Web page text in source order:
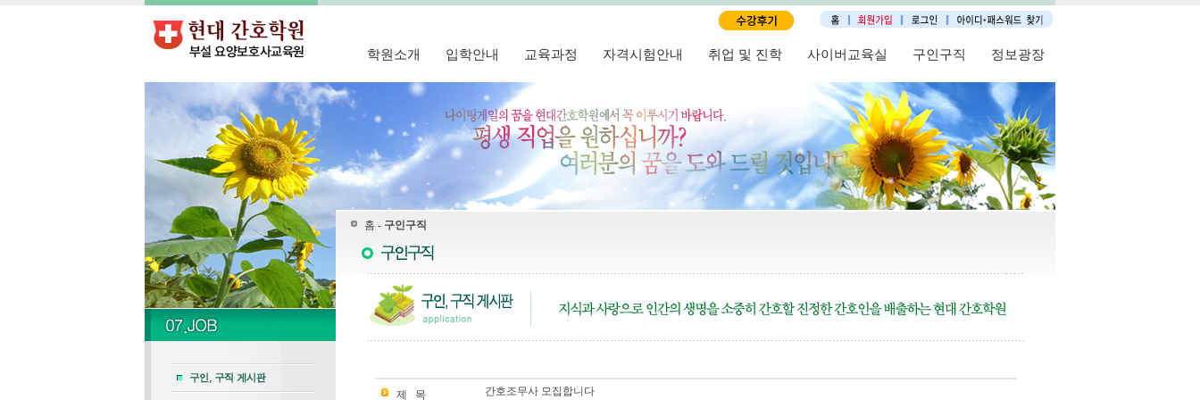
학원소개 입학안내 교육과정 자격시험안내 취업 및 진학 사이버교육실 구인구직 정보광장
홈 - 구인구직
제 목 간호조무사 모집합니다